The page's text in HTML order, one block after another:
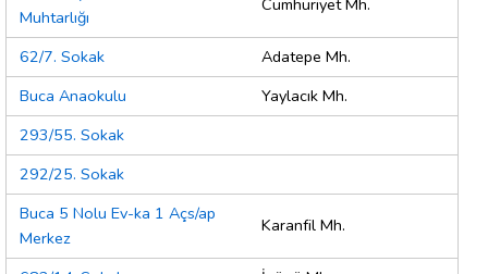
Muhtarlığı
Cumhuriyet Mh.
62/7. Sokak
Adatepe Mh.
Buca Anaokulu
Yaylacık Mh.
293/55. Sokak
292/25. Sokak
Buca 5 Nolu Ev-ka 1 Açs/ap
Merkez
Karanfil Mh.